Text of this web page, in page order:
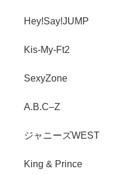
Hey!Say!JUMP
Kis-My-Ft2
SexyZone
A.B.C–Z
ジャニーズWEST
King & Prince